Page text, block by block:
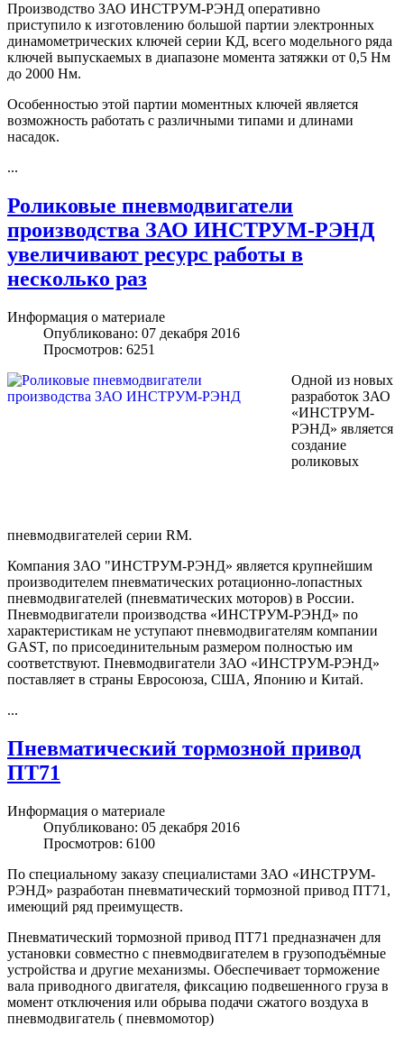
Производство ЗАО ИНСТРУМ-РЭНД оперативно
приступило к изготовлению большой партии электронных
динамометрических ключей серии КД, всего модельного ряда
ключей выпускаемых в диапазоне момента затяжки от 0,5 Нм
до 2000 Нм.
Особенностью этой партии моментных ключей является
возможность работать с различными типами и длинами
насадок.
...
Роликовые пневмодвигатели
производства ЗАО ИНСТРУМ-РЭНД
увеличивают ресурс работы в
несколько раз
Информация о материале
Опубликовано: 07 декабря 2016
Просмотров: 6251
Одной из новых
разработок ЗАО
«ИНСТРУМ-
РЭНД» является
создание
роликовых
пневмодвигателей серии RM.
Компания ЗАО "ИНСТРУМ-РЭНД» является крупнейшим
производителем пневматических ротационно-лопастных
пневмодвигателей (пневматических моторов) в России.
Пневмодвигатели производства «ИНСТРУМ-РЭНД» по
характеристикам не уступают пневмодвигателям компании
GAST, по присоединительным размером полностью им
соответствуют. Пневмодвигатели ЗАО «ИНСТРУМ-РЭНД»
поставляет в страны Евросоюза, США, Японию и Китай.
...
Пневматический тормозной привод
ПТ71
Информация о материале
Опубликовано: 05 декабря 2016
Просмотров: 6100
По специальному заказу специалистами ЗАО «ИНСТРУМ-
РЭНД» разработан пневматический тормозной привод ПТ71,
имеющий ряд преимуществ.
Пневматический тормозной привод ПТ71 предназначен для
установки совместно с пневмодвигателем в грузоподъёмные
устройства и другие механизмы. Обеспечивает торможение
вала приводного двигателя, фиксацию подвешенного груза в
момент отключения или обрыва подачи сжатого воздуха в
пневмодвигатель ( пневмомотор)